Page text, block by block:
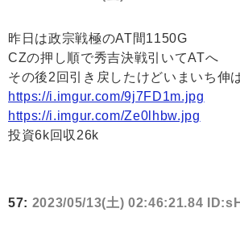
昨日は政宗戦極のAT間1150G
CZの押し順で秀吉決戦引いてATへ
その後2回引き戻したけどいまいち伸
https://i.imgur.com/9j7FD1m.jpg
https://i.imgur.com/Ze0lhbw.jpg
投資6k回収26k
57: 2023/05/13(土) 02:46:21.84